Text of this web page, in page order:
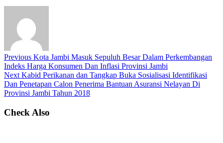
Previous Kota Jambi Masuk Sepuluh Besar Dalam Perkembangan
Indeks Harga Konsumen Dan Inflasi Provinsi Jambi
Next Kabid Perikanan dan Tangkap Buka Sosialisasi Identifikasi
Dan Penetapan Calon Penerima Bantuan Asuransi Nelayan Di
Provinsi Jambi Tahun 2018
Check Also